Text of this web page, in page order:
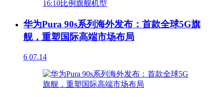
华为Pura 90s系列海外发布：首款全球5G旗
舰，重塑国际高端市场布局
6 07.14